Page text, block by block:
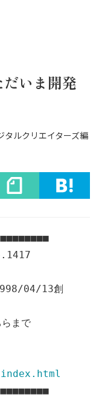
いま開発
タルクリエイターズ編
No.1417
04/13創
まで